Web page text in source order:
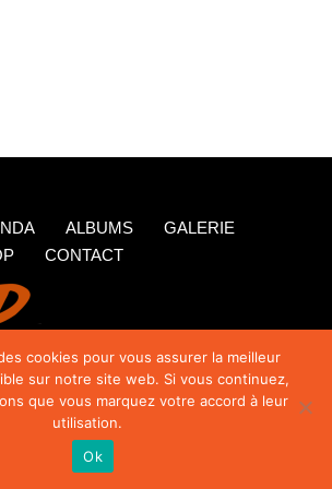
ALBUMS
GALERIE
CONTACT
TipTop
cookies pour vous assurer la meilleur
sur notre site web. Si vous continuez,
que vous marquez votre accord à leur
utilisation.
Ok